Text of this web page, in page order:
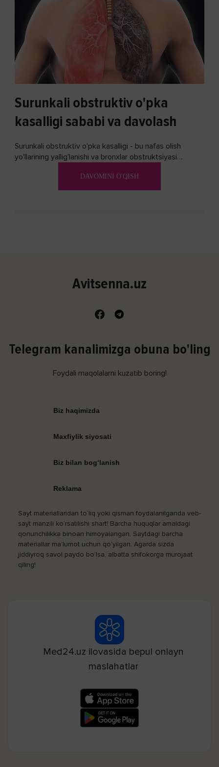
Surunkali obstruktiv o'pka
kasalligi sababi va davolash
Surunkali obstruktiv o'pka kasalligi - bu nafas olish
yo'llarining yallig'lanishi va bronxlar obstruktsiyasi
DAVOMINI O'QISH
Avitsenna.uz
Telegram kanalimizga obuna bo'ling
Foydali maqolalarni kuzatib boring!
Biz haqimizda
Maxfiylik siyosati
Biz bilan bog‘lanish
Reklama
Sayt materiallaridan to‘liq yoki qisman foydalanilganda veb-
sayt manzili ko‘rsatilishi shart! Barcha huquqlar amaldagi
qonunchilikka binoan himoyalangan. Saytdagi barcha
materiallar ma’lumot uchun qo‘yilgan. Agarda sizda
jiddiyroq savol paydo bo‘lsa, albatta shifokorga murojaat
qiling!
Med24.uz ilovasida bepul onlayn
maslahatlar